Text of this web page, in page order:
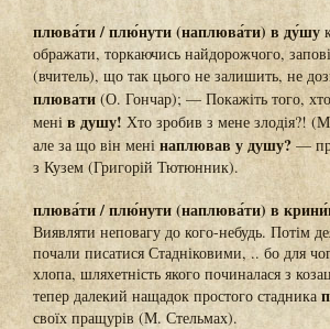
плюва́ти / плю́нути (наплюва́ти) в ду́шу
ображати, торкаючись найдорожчого,
(вчитель), що так цього не залишить, не
плювати(О. Гончар); — Покажіть того, хто
мені в душу! Хто зробив з мене злодія?!
але за що він мені наплював у душу? —
з Кузем (Григорій Тютюнник).
плюва́ти / плю́нути (наплюва́ти) в
Виявляти неповагу до кого-небудь. Потім
почали писатися Стадніковими, .. бо для
хлопа, шляхетність якого починалася з
тепер далекий нащадок простого стадника
своїх пращурів (М. Стельмах).